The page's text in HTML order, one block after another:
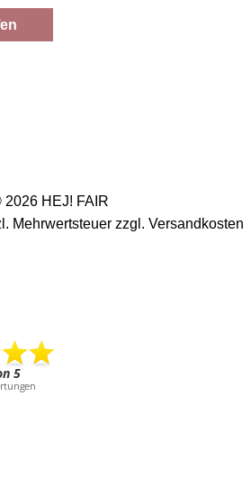
2026 HEJ! FAIR
Mehrwertsteuer zzgl. Versandkosten